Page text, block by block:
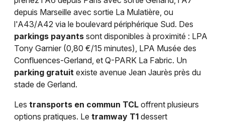
depuis Marseille avec sortie La Mulatière, ou
l'A43/A42 via le boulevard périphérique Sud. Des
parkings payants sont disponibles à proximité : LPA
Tony Garnier (0,80 €/15 minutes), LPA Musée des
Confluences-Gerland, et Q-PARK La Fabric. Un
parking gratuit existe avenue Jean Jaurès près du
stade de Gerland.
Les transports en commun TCL offrent plusieurs
options pratiques. Le tramway T1 dessert